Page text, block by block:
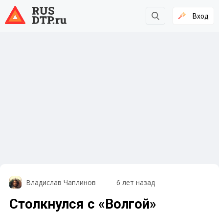
Вход
Владислав Чаплинов 6 лет назад
Столкнулся с «Волгой»